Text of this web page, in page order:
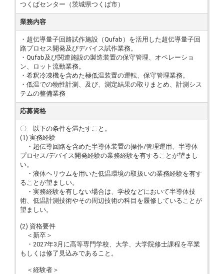
つくばセンター（茨城県つくば市）
業務内容
・超伝導量子回路試作施設（Qufab）を活用した超伝導量子回
路プロセス開発及びデバイス試作業務。
・Qufab及び関連施設の製造装置の保守管理、オペレーショ
ン、ロット流動業務。
・希釈冷凍機を含めた極低温装置の運転、保守管理業務。
・低温での物性計測、及び、測定結果の取りまとめ、計測シス
テムの整備業務
応募資格
〇 以下の条件を満たすこと。
(1) 実務経験
・超伝導回路を含めた半導体装置の操作/管理運用、半導体
プロセス/デバイス開発経験の業務経験を有することが望まし
い。
・液体ヘリウムを用いた低温環境の取扱いの業務経験を有す
ることが望ましい。
・実務経験を有しない場合は、学校などにおいて半導体技
術、低温計測技術やその周辺技術の科目を履修していることが
望ましい。
(2) 資格要件
＜新卒＞
・2027年3月に高等専門学校、大学、大学院修士課程を卒業
もしくは修了見込みであること。
＜経験者＞